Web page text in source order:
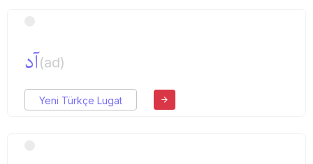
آد(ad)
Yeni Türkçe Lugat